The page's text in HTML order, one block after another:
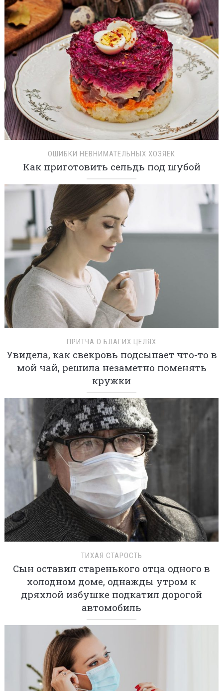
ОШИБКИ НЕВНИМАТЕЛЬНЫХ ХОЗЯЕК
Как приготовить сельдь под шубой
ПРИТЧА О БЛАГИХ ЦЕЛЯХ
Увидела, как свекровь подсыпает что-то в
мой чай, решила незаметно поменять
кружки
ТИХАЯ СТАРОСТЬ
Сын оставил старенького отца одного в
холодном доме, однажды утром к
дряхлой избушке подкатил дорогой
автомобиль